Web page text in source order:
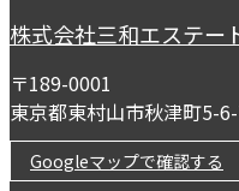
株式会社三和エステー
〒189-0001
東京都東村山市秋津町5-
Googleマップで確認する